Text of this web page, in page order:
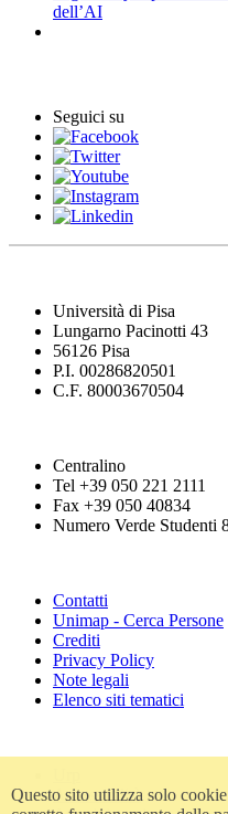
dell’AI
Seguici su
Università di Pisa
Lungarno Pacinotti 43
56126 Pisa
P.I. 00286820501
C.F. 80003670504
Centralino
Tel +39 050 221 2111
Fax +39 050 40834
Numero Verde Studenti
Contatti
Unimap - Cerca Persone
Crediti
Privacy Policy
Note legali
Elenco siti tematici
Accessibilità
Questo sito utilizza solo